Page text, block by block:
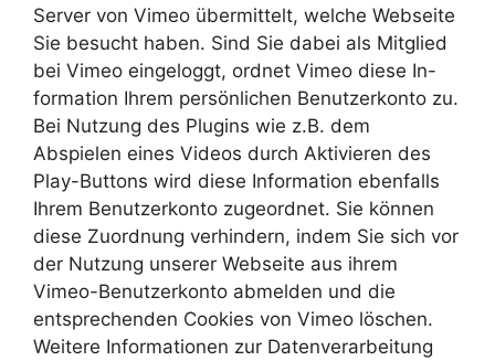
Server von Vimeo übermittelt, welche Webseite
Sie besucht haben. Sind Sie dabei als Mitglied
bei Vimeo eingeloggt, ordnet Vimeo diese In-
formation Ihrem persönlichen Benutzerkonto zu.
Bei Nutzung des Plugins wie z.B. dem
Abspielen eines Videos durch Aktivieren des
Play-Buttons wird diese Information ebenfalls
Ihrem Benutzerkonto zugeordnet. Sie können
diese Zuordnung verhindern, indem Sie sich vor
der Nutzung unserer Webseite aus ihrem
Vimeo-Benutzerkonto abmelden und die
entsprechenden Cookies von Vimeo löschen.
Weitere Informationen zur Datenverarbeitung